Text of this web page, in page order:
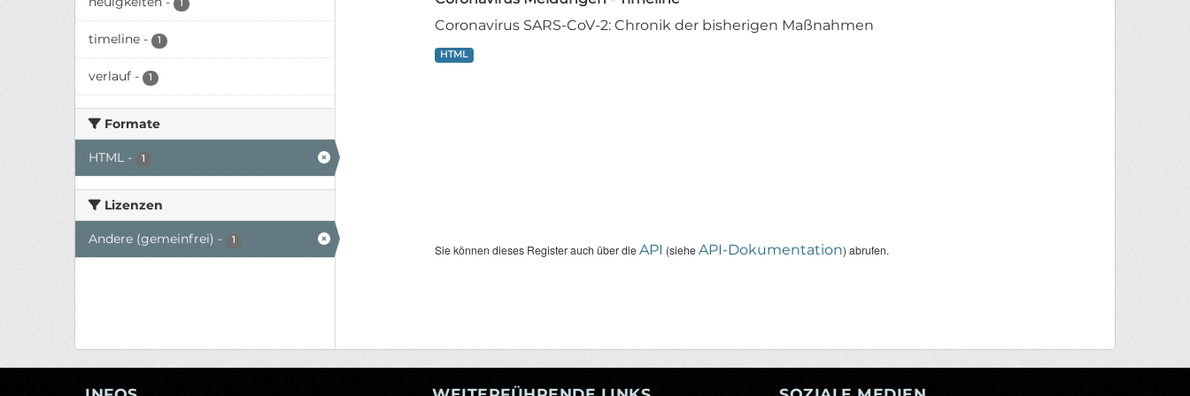
1
timeline - 1
verlauf - 1
Formate
HTML - 1
Lizenzen
Andere (gemeinfrei) - 1
Coronavirus SARS-CoV-2: Chronik der bisherigen Maßnahmen
HTML
Sie können dieses Register auch über dieAPI (sieheAPI-Dokumentation) abrufen.